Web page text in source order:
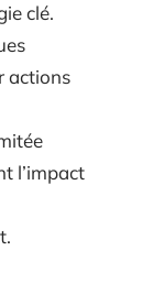
clé.
actions
l’impact